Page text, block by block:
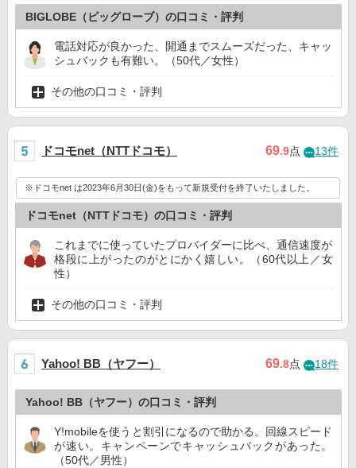
BIGLOBE（ビッグローブ）の口コミ・評判
電話対応が良かった、開通までスムーズだった、キャッ
シュバックも有難い。（50代／女性）
その他の口コミ・評判
ドコモnet（NTTドコモ） 69.9点 13件
※ドコモnet は2023年6月30日(金)をもって新規受付を終了いたしました。
ドコモnet（NTTドコモ）の口コミ・評判
これまでに使っていたプロバイダーに比べ、通信速度が
格段に上がったのがとにかく嬉しい。（60代以上／女
性）
その他の口コミ・評判
Yahoo! BB（ヤフー） 69.8点 18件
Yahoo! BB（ヤフー）の口コミ・評判
Y!mobileを使うと割引になるので助かる。回線スピード
が速い。キャンペーンでキャッシュバックがあった。
（50代／男性）